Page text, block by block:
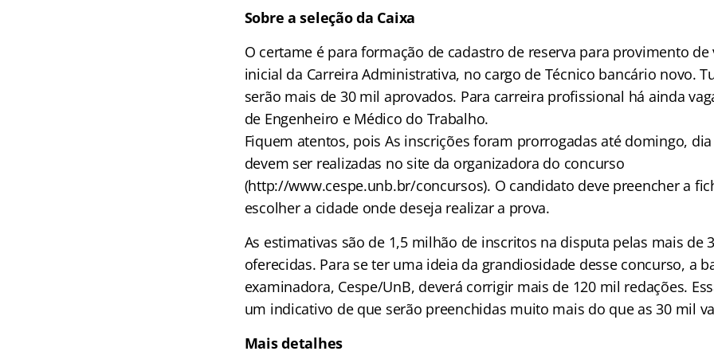
Sobre a seleção da Caixa
O certame é para formação de cadastro de reserva para provimento de
inicial da Carreira Administrativa, no cargo de Técnico bancário novo.
serão mais de 30 mil aprovados. Para carreira profissional há ainda
de Engenheiro e Médico do Trabalho.
Fiquem atentos, pois As inscrições foram prorrogadas até domingo,
devem ser realizadas no site da organizadora do concurso
(http://www.cespe.unb.br/concursos). O candidato deve preencher a
escolher a cidade onde deseja realizar a prova.
As estimativas são de 1,5 milhão de inscritos na disputa pelas mais de
oferecidas. Para se ter uma ideia da grandiosidade desse concurso, a
examinadora, Cespe/UnB, deverá corrigir mais de 120 mil redações.
um indicativo de que serão preenchidas muito mais do que as 30 mil
Mais detalhes